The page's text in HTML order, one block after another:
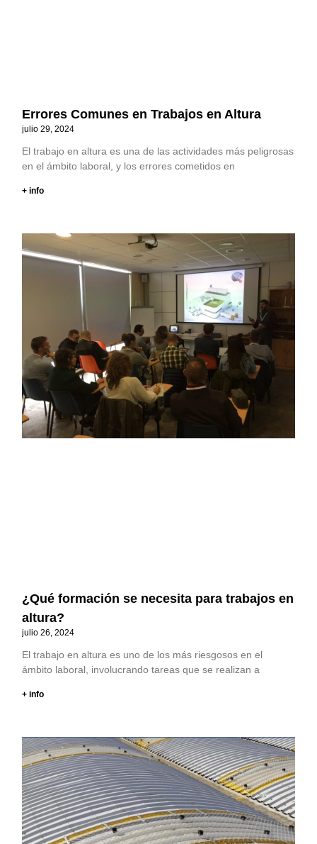
Errores Comunes en Trabajos en Altura
julio 29, 2024
El trabajo en altura es una de las actividades más peligrosas
en el ámbito laboral, y los errores cometidos en
+ info
¿Qué formación se necesita para trabajos en
altura?
julio 26, 2024
El trabajo en altura es uno de los más riesgosos en el
ámbito laboral, involucrando tareas que se realizan a
+ info